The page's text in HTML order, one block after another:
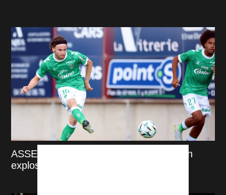
ASSE : ces 5 joueurs qui pourraient bien
exploser avec Ian Cathro